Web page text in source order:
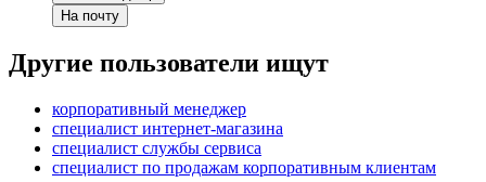
На почту
Другие пользователи ищут
корпоративный менеджер
специалист интернет-магазина
специалист службы сервиса
специалист по продажам корпоративным клиентам